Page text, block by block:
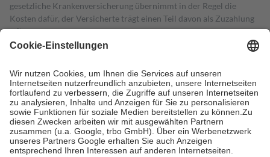
gesetzliche Krankenversicherung übernimmt in der Regel die
Kosten dafür, der Versicherte trägt einen Teil davon als Zuzahlung
mit.
Grundsätzlich leisten Mitglieder Zuzahlungen in Höhe von zehn
höchstens zehn Euro.
Es sind jedoch nie mehr als die tatsächlichen
Kosten der Leistung zu entrichten.
Diese Regeln gelten grundsätzlich auch für Online-Apotheken.
Bei Heilmitteln und häuslicher Krankenpflege beträgt die
Zuzahlung zehn Prozent der Kosten sowie zehn Euro je
Verordnung.
Um das Engagement der Versicherten für ihre eigene Gesundheit zu